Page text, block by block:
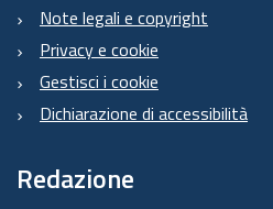
Note legali e copyright
Privacy e cookie
Gestisci i cookie
Dichiarazione di accessibilità
Redazione